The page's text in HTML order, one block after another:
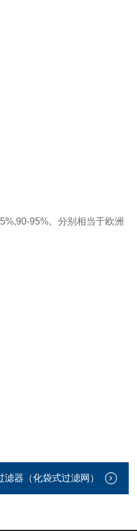
,90-95%。分别相当于欧洲
滤器（化袋式过滤网）